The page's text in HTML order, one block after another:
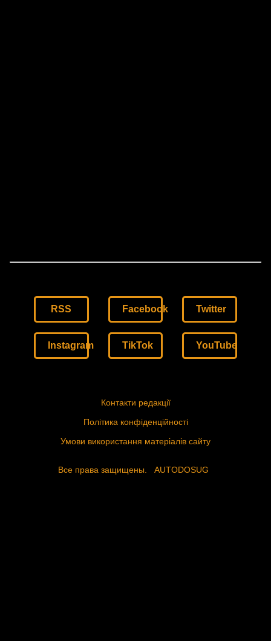
RSS Facebook Twitter
Instagram TikTok YouTube
Контакти редакції
Політика конфіденційності
Умови використання матеріалів сайту
Все права защищены. AUTODOSUG